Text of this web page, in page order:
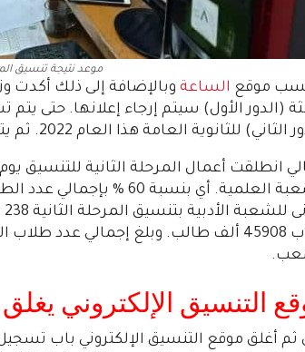
موعد نتيجة تنسيق
موقع الساعة وبالإضافة إلى ذلك أكدت
(الدور الأول) سيتم إرجاء إعلانها. حتى
للثانوية العامة هذا العام 2022. ثم يتم إعلان نتيجة ترشيحات المرحلة كاملة.
التنسيق الإلكتروني
ثم أغلق موقع التنسيق الإلكتروني باب